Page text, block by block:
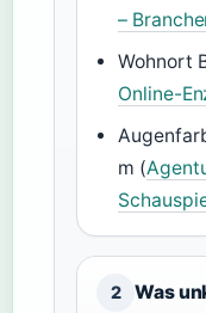
–
Wohnort
Online-
m (
2 Was